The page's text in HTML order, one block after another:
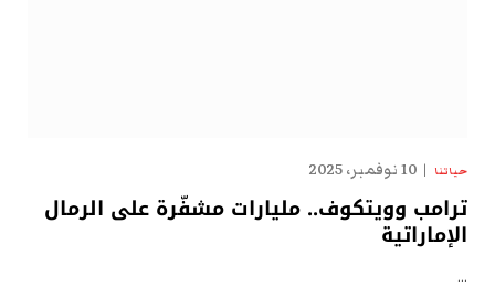
حياتنا 10 نوفمبر، 2025
ترامب وويتكوف.. مليارات مشفّرة على الرمال
الإماراتية
…